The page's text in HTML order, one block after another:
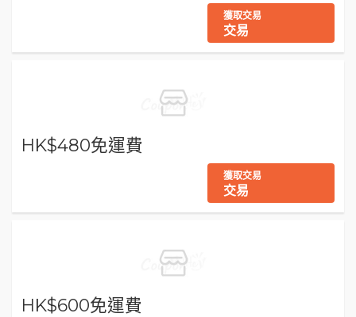
獲取交易
交易
HK$480免運費
獲取交易
交易
HK$600免運費